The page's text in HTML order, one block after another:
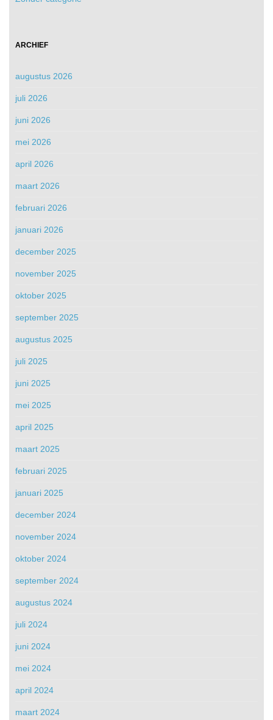
ARCHIEF
augustus 2026
juli 2026
juni 2026
mei 2026
april 2026
maart 2026
februari 2026
januari 2026
december 2025
november 2025
oktober 2025
september 2025
augustus 2025
juli 2025
juni 2025
mei 2025
april 2025
maart 2025
februari 2025
januari 2025
december 2024
november 2024
oktober 2024
september 2024
augustus 2024
juli 2024
juni 2024
mei 2024
april 2024
maart 2024